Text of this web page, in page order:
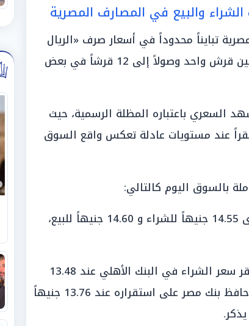
والبيع في المصارف المصرية
تبايناً محدوداً في أسعار صرف «الريال
القطري»، حيث تراوحت الانخفاضات ما بين قرش واحد وصولاً إلى 12 قرشاً في بعض
السعري باعتباره المظلة الرسمية، حيث
بنحو 5 قروش، مستقراً عند مستويات عادلة تعكس واقع السوق
بالسوق اليوم كالتالي:
«البنك المركزي المصري»: سجل مستوى 14.55 جنيهاً للشراء و 14.60 جنيهاً للبيع،
«البنوك الوطنية (الأهلي ومصر)»: استقر سعر الشراء في البنك الأهلي عند 13.48
جنيهاً مع سعر بيع 14.59 جنيهاً، بينما حافظ بنك مصر على استقراره عند 13.76 جنيهاً